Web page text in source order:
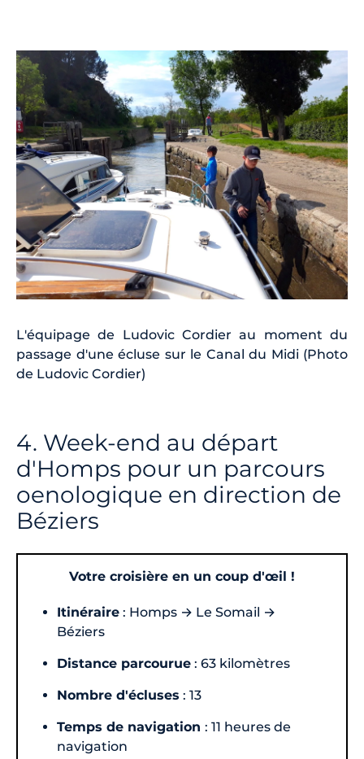
L'équipage de Ludovic Cordier au moment du
passage d'une écluse sur le Canal du Midi (Photo
de Ludovic Cordier)
4. Week-end au départ
d'Homps pour un parcours
oenologique en direction de
Béziers
Votre croisière en un coup d'œil !
Itinéraire : Homps → Le Somail →
Béziers
Distance parcourue : 63 kilomètres
Nombre d'écluses : 13
Temps de navigation: 11 heures de
navigation